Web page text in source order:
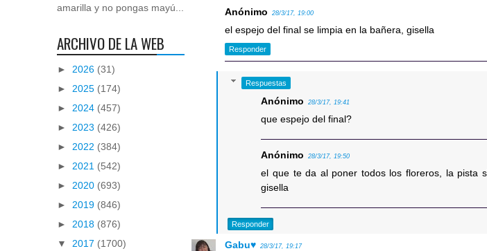
Anónimo 28/3/17, 19:00
el espejo del final se limpia en la bañera, gisella
Responder
Respuestas
Anónimo 28/3/17, 19:41
que espejo del final?
Anónimo 28/3/17, 19:50
el que te da al poner todos los floreros, la pista
gisella
Responder
Gabu♥ 28/3/17, 19:17
amarilla y no pongas mayú...
ARCHIVO DE LA WEB
► 2026 (31)
► 2025 (174)
► 2024 (457)
► 2023 (426)
► 2022 (384)
► 2021 (542)
► 2020 (693)
► 2019 (846)
► 2018 (876)
▼ 2017 (1700)